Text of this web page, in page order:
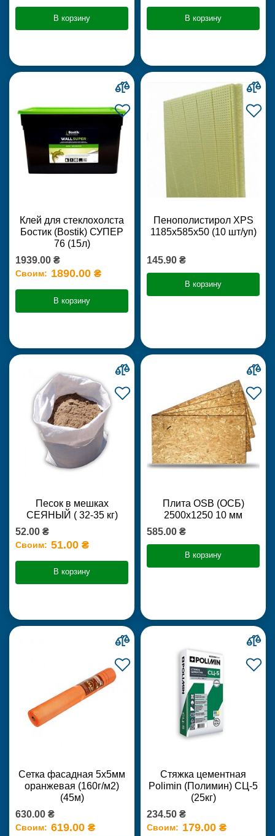
В корзину В корзину
Клей для стеклохолста
Бостик (Bostik) СУПЕР
76 (15л)
1939.00 ₴
Своим: 1890.00 ₴
В корзину
Пенополистирол XPS
1185х585х50 (10 шт/уп)
145.90 ₴
В корзину
Песок в мешках
СЕЯНЫЙ ( 32-35 кг)
52.00 ₴
Своим: 51.00 ₴
В корзину
Плита OSB (ОСБ)
2500х1250 10 мм
585.00 ₴
В корзину
Сетка фасадная 5х5мм
оранжевая (160г/м2)
(45м)
630.00 ₴
Своим: 619.00 ₴
Стяжка цементная
Polimin (Полимин) СЦ-5
(25кг)
234.50 ₴
Своим: 179.00 ₴